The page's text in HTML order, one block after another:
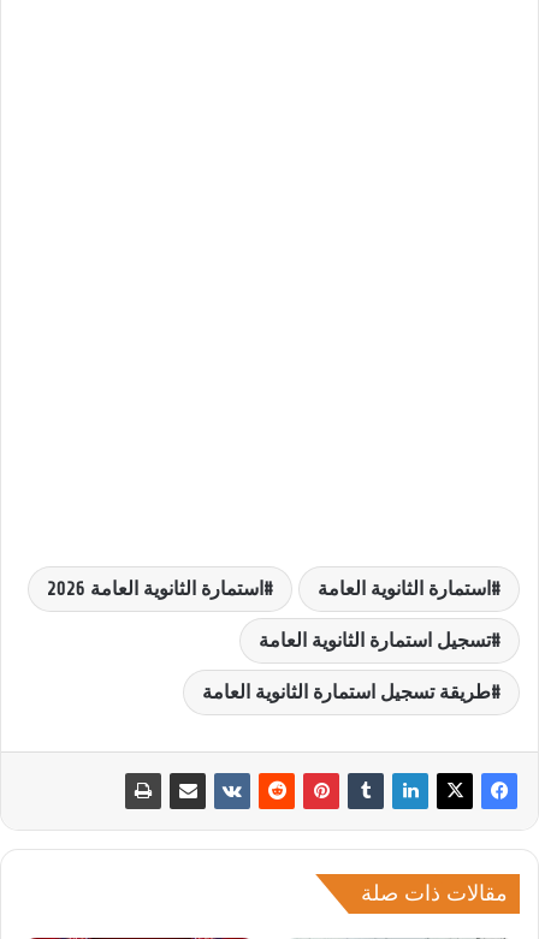
استمارة الثانوية العامة استمارة الثانوية العامة 2026
تسجيل استمارة الثانوية العامة
طريقة تسجيل استمارة الثانوية العامة
مقالات ذات صلة